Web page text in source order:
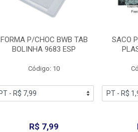
FORMA P/CHOC BWB TAB
BOLINHA 9683 ESP
Código: 10
R$ 7,99
SACO